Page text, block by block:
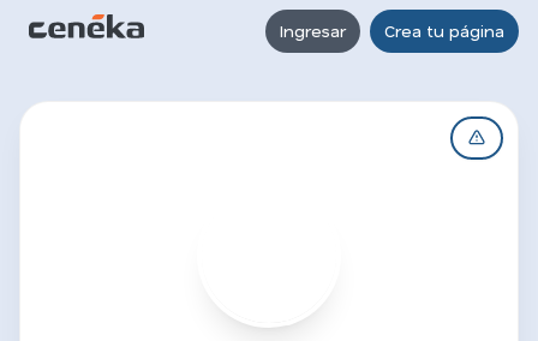
Ingresar Crea tu página